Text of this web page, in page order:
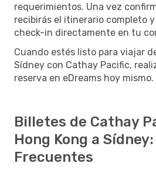
requerimientos. Una vez
recibirás el itinerario completo
check-in directamente en tu
Cuando estés listo para viajar
Sídney con Cathay Pacific,
reserva en eDreams hoy mismo.
Billetes de Cathay
Hong Kong a
Frecuentes